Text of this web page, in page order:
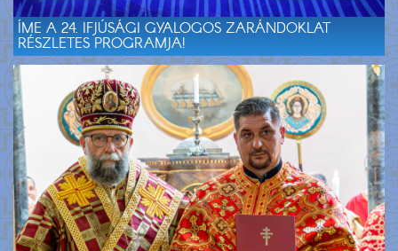
ÍME A 24. IFJÚSÁGI GYALOGOS ZARÁNDOKLAT
RÉSZLETES PROGRAMJA!